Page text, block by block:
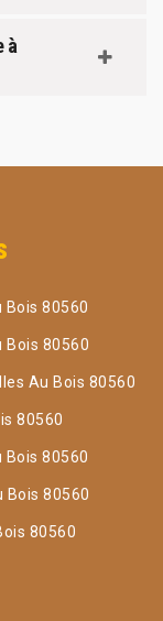
à
Bois 80560
Bois 80560
Au Bois 80560
80560
Bois 80560
Bois 80560
80560